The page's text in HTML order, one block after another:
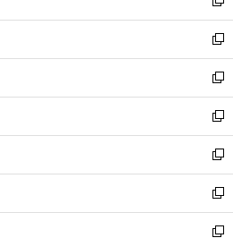
ン
ド
ウ
で
開
く
い
ウ
ィ
ン
ド
ウ
で
開
く
新
し
い
ウ
ィ
ン
ド
ウ
で
開
く
新
し
い
ウ
ィ
ン
ド
ウ
で
開
く
新
し
い
ウ
ィ
ン
ド
ウ
で
新
し
い
ウ
ィ
ン
ド
新
し
い
ウ
ィ
新
し
い